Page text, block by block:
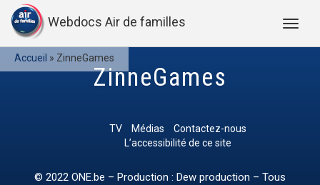
Webdocs Air de familles
Accueil » ZinneGames
ZinneGames
TV Médias
Contactez-nous
L’accessibilité de ce site
© 2022 ONE.be – Production : Dew production – Tous